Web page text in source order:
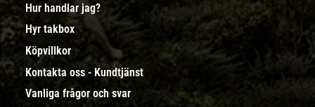
Hur handlar jag?
Hyr takbox
Köpvillkor
Kontakta oss - Kundtjänst
Vanliga frågor och svar